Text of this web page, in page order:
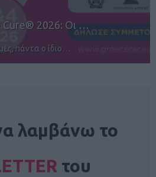
Άνοιγμα ε…
λαμβάνω το
του